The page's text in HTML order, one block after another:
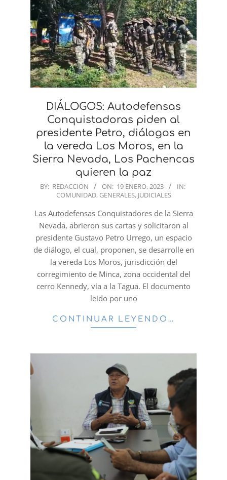
DIÁLOGOS: Autodefensas
Conquistadoras piden al
presidente Petro, diálogos en
la vereda Los Moros, en la
Sierra Nevada, Los Pachencas
quieren la paz
2023-
19
BY: REDACCION ON: 19 ENERO, 2023
IN:
COMUNIDAD, GENERALES, JUDICIALES
Las Autodefensas Conquistadores de la Sierra
Nevada, abrieron sus cartas y solicitaron al
presidente Gustavo Petro Urrego, un espacio
de diálogo, el cual, proponen, se desarrolle en
la vereda Los Moros, jurisdicción del
corregimiento de Minca, zona occidental del
cerro Kennedy, vía a la Tagua. El documento
leído por uno
CONTINUAR LEYENDO…